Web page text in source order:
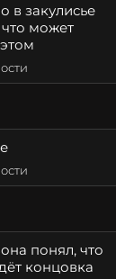
в закулисье
что может
понял, что
концовка